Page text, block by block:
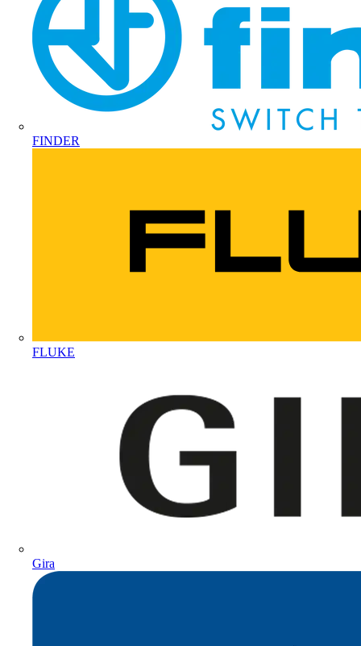
FINDER
FLUKE
Gira